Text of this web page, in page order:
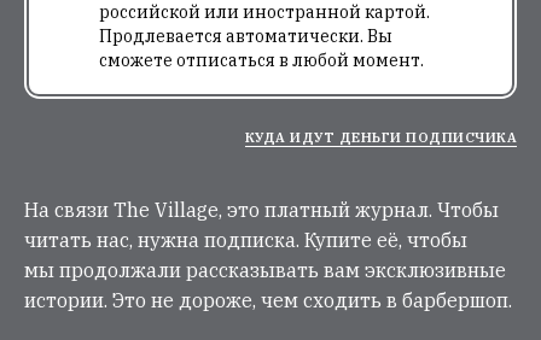
российской или иностранной картой.
Продлевается автоматически. Вы
сможете отписаться в любой момент.
КУДА ИДУТ ДЕНЬГИ ПОДПИСЧИКА
На связи The Village, это платный журнал. Чтобы
читать нас, нужна подписка. Купите её, чтобы
мы продолжали рассказывать вам эксклюзивные
истории. Это не дороже, чем сходить в барбершоп.